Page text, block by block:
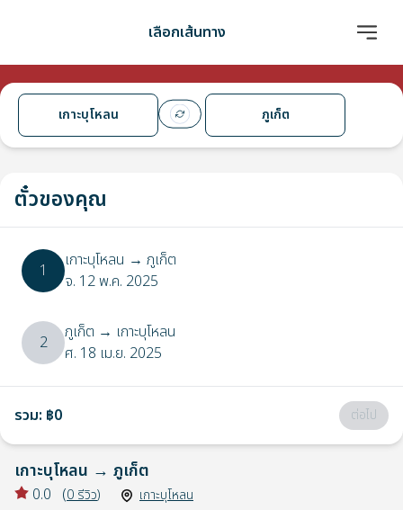
เลือกเส้นทาง
เกาะบุโหลน ภูเก็ต
ตั๋วของคุณ
1 เกาะบุโหลน → ภูเก็ต
จ. 12 พ.ค. 2025
2 ภูเก็ต → เกาะบุโหลน
ศ. 18 เม.ย. 2025
รวม: ฿0 ต่อไป
เกาะบุโหลน → ภูเก็ต
0.0 (0 รีวิว) เกาะบุโหลน